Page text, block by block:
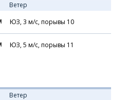
Ветер
ЮЗ, 3 м/с, порывы 10
ЮЗ, 5 м/с, порывы 11
Ветер